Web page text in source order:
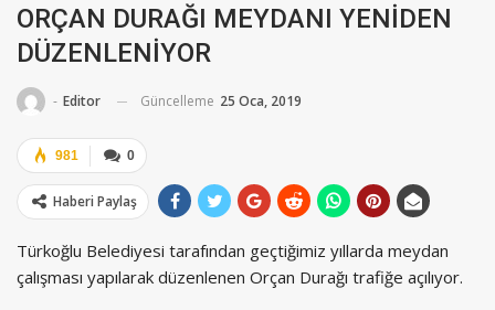
ORÇAN DURAĞI MEYDANI YENİDEN
DÜZENLENİYOR
- Editor Güncelleme 25 Oca, 2019
0
981
Haberi Paylaş
Türkoğlu Belediyesi tarafından geçtiğimiz yıllarda meydan
çalışması yapılarak düzenlenen Orçan Durağı trafiğe açılıyor.